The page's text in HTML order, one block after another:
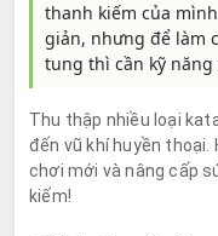
thanh kiếm của
giản, nhưng để làm
tung thì cần kỹ năng
Thu thập nhiều loại
đến vũ khí huyền
chơi mới và nâng cấp
kiếm!